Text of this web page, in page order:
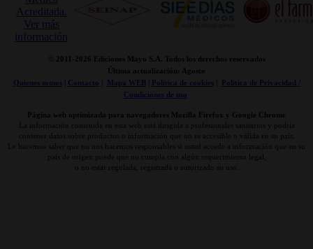
© 2011-2026 Ediciones Mayo S.A. Todos los derechos reservados
Última actualización: Agosto
Quienes somos| Contacto Mapa WEB| Politica de cookies|
Politica de Privacidad /
Condiciones de uso
Página web optimizada para navegadores Mozilla Firefox y Google Chrome
La información contenida en esta web está dirigida a profesionales sanitarios y podría
contener datos sobre productos o información que no es accesible o válida en su país.
Le hacemos saber que no nos hacemos responsables si usted accede a información que en su
país de origen puede que no cumpla con algún requerimiento legal,
o no estar regulada, registrada o autorizado su uso.